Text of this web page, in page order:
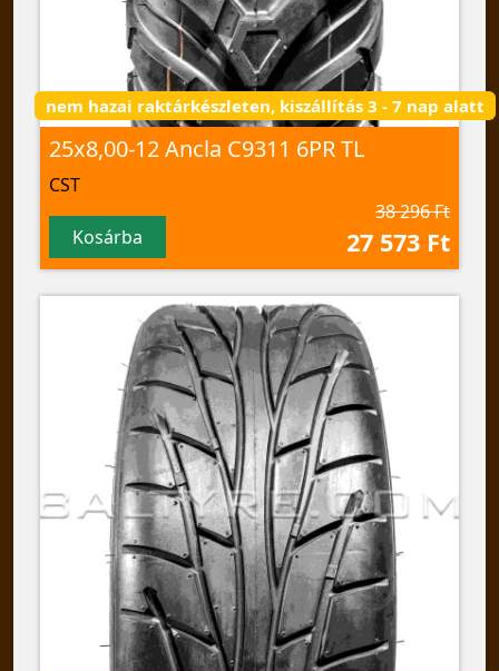
nem hazai raktárkészleten, kiszállítás 3 - 7 nap alatt
25x8,00-12 Ancla C9311 6PR TL
CST
Kosárba
38 296 Ft
27 573 Ft